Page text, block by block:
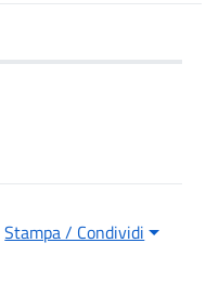
Stampa / Condividi